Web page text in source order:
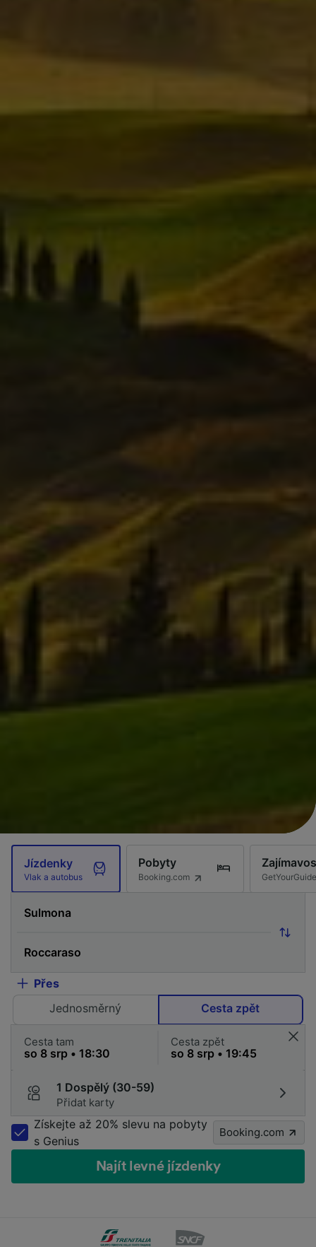
Jízdenky
Vlak a autobus
Pobyty
Booking.com GetYourGuide
Přes
Jednosměrný
Cesta zpět
Cesta tam Cesta zpět
1 Dospělý (30-59)
Přidat karty
Získejte až 20% slevu na pobyty
s Genius
Booking.com
Najít levné jízdenky